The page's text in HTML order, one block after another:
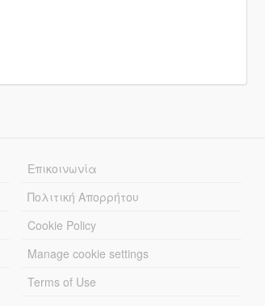
Επικοινωνία
Πολιτική Απορρήτου
Cookie Policy
Manage cookie settings
Terms of Use